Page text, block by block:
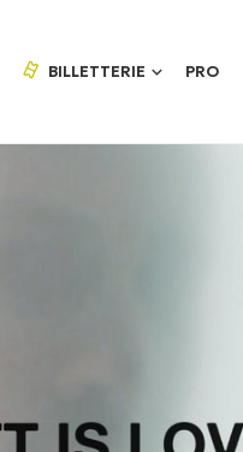
BILLETTERIE PRO